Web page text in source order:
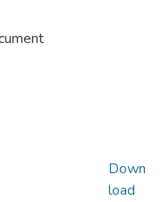
Down
load